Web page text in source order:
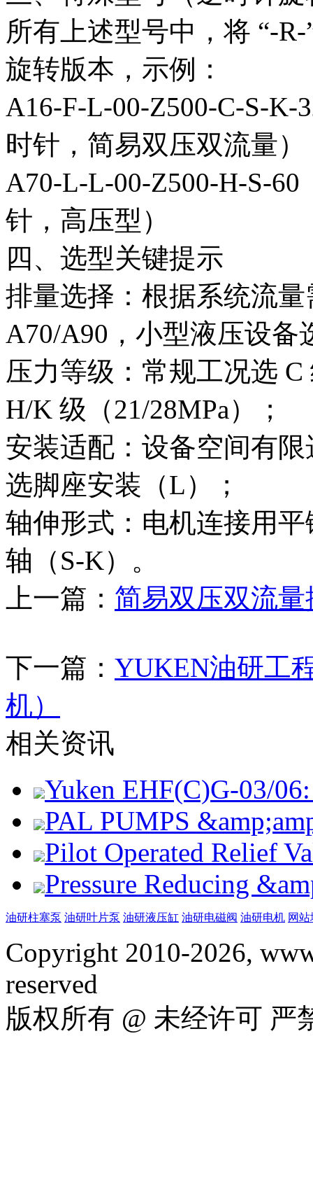
所有上述型号中，将 “-
旋转版本，示例：
A16-F-L-00-Z500-C-S-
时针，简易双压双流量）
A70-L-L-00-Z500-H-S-
针，高压型）
四、选型关键提示
排量选择：根据系统流
A70/A90，小型液压设备
压力等级：常规工况选
H/K 级（21/28MPa）；
安装适配：设备空间有
选脚座安装（L）；
轴伸形式：电机连接用
轴（S-K）。
上一篇： 简易双压双流
下一篇： YUKEN油研工
机）
相关资讯
Yuken EHF(C)G-03/
PAL PUMPS
Pilot Operated Relief
Pressure Reducing
油研柱塞泵 油研叶片泵 油研液压缸 油研电磁阀 油研电机 网
Copyright 2010-2026,
reserved
版权所有 @ 未经许可 严